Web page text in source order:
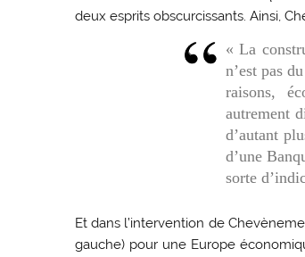
deux esprits obscurcissants. Ainsi,
« La
n’est pas
raisons,
autrement
d’autant
d’une
sorte
Et dans l’intervention de
gauche) pour une Europe